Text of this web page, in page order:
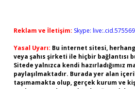
Reklam ve İletişim: Skype:
Yasal Uyarı: Bu internet sitesi,
veya şahıs şirketi ile hiçbir bağlantısı
Sitede yalnızca kendi hazırladığımız
paylaşılmaktadır. Burada yer alan
taşımamakta olup, gerçek kurum ve